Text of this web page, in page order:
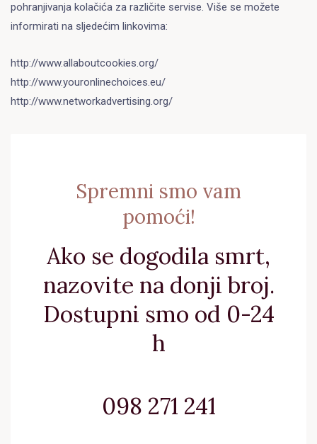
pohranjivanja kolačića za različite servise. Više se možete
informirati na sljedećim linkovima:
http://www.allaboutcookies.org/
http://www.youronlinechoices.eu/
http://www.networkadvertising.org/
Spremni smo vam
pomoći!
Ako se dogodila smrt,
nazovite na donji broj.
Dostupni smo od 0-24
h
098 271 241